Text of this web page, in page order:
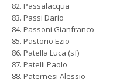
Passalacqua
Passi Dario
Passoni Gianfranco
Pastorio Ezio
Patella Luca (sf)
Patelli Paolo
Paternesi Alessio